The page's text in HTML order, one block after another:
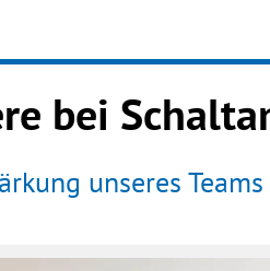
bei
unseres